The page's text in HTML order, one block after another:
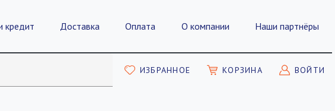
кредит Доставка Оплата О компании Наши партнёры
ИЗБРАННОЕ КОРЗИНА ВОЙТИ